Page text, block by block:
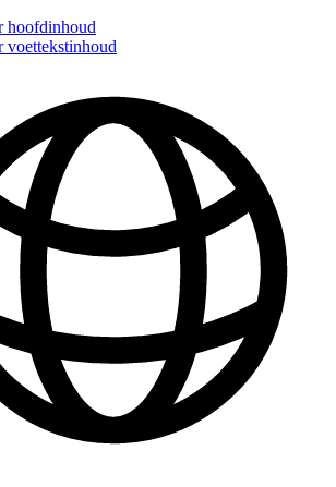
hoofdinhoud
voettekstinhoud